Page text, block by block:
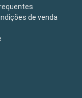
de venda